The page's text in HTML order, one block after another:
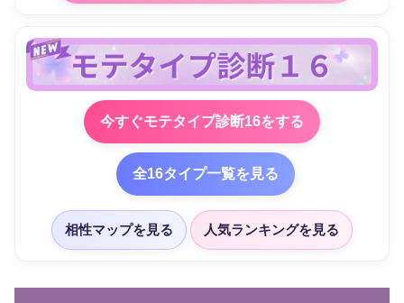
今すぐモテタイプ診断16をする
全16タイプ一覧を見る
相性マップを見る 人気ランキングを見る